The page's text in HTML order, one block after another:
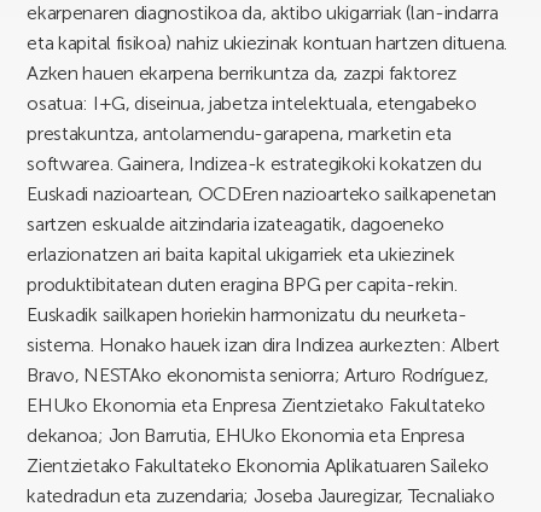
ekarpenaren diagnostikoa da, aktibo ukigarriak (lan-indarra
eta kapital fisikoa) nahiz ukiezinak kontuan hartzen dituena.
Azken hauen ekarpena berrikuntza da, zazpi faktorez
osatua: I+G, diseinua, jabetza intelektuala, etengabeko
prestakuntza, antolamendu-garapena, marketin eta
softwarea. Gainera, Indizea-k estrategikoki kokatzen du
Euskadi nazioartean, OCDEren nazioarteko sailkapenetan
sartzen eskualde aitzindaria izateagatik, dagoeneko
erlazionatzen ari baita kapital ukigarriek eta ukiezinek
produktibitatean duten eragina BPG per capita-rekin.
Euskadik sailkapen horiekin harmonizatu du neurketa-
sistema. Honako hauek izan dira Indizea aurkezten: Albert
Bravo, NESTAko ekonomista seniorra; Arturo Rodríguez,
EHUko Ekonomia eta Enpresa Zientzietako Fakultateko
dekanoa; Jon Barrutia, EHUko Ekonomia eta Enpresa
Zientzietako Fakultateko Ekonomia Aplikatuaren Saileko
katedradun eta zuzendaria; Joseba Jauregizar, Tecnaliako